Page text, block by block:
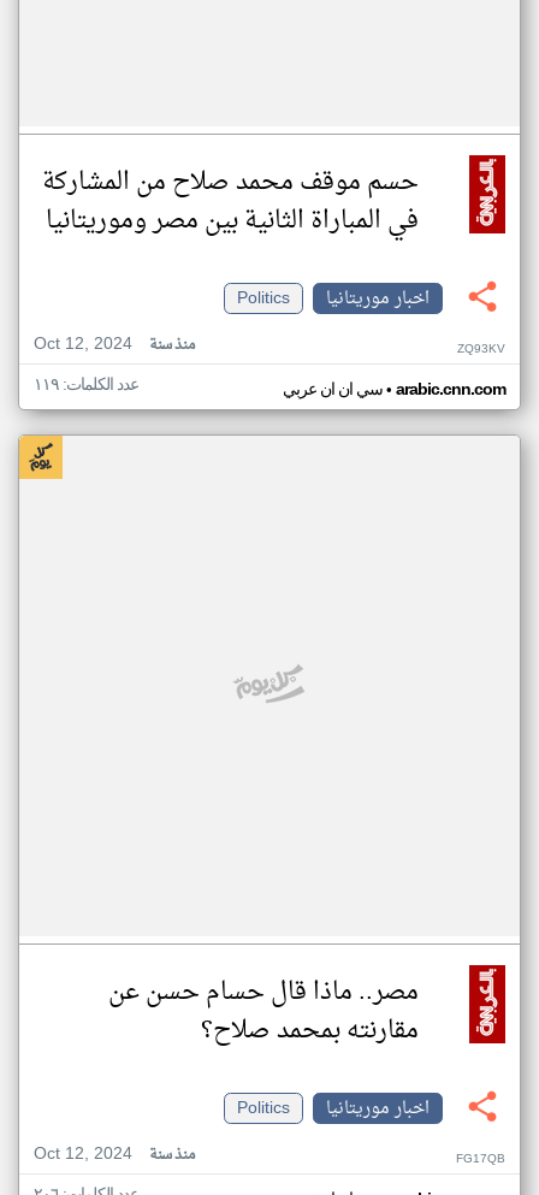
حسم موقف محمد صلاح من المشاركة
في المباراة الثانية بين مصر وموريتانيا
اخبار موريتانيا
Politics
Oct 12, 2024
منذ سنة ZQ93KV
سي ان ان عربي• arabic.cnn.com عدد الكلمات: ١١٩
مصر.. ماذا قال حسام حسن عن
مقارنته بمحمد صلاح؟
اخبار موريتانيا
Politics
Oct 12, 2024
منذ سنة FG17QB